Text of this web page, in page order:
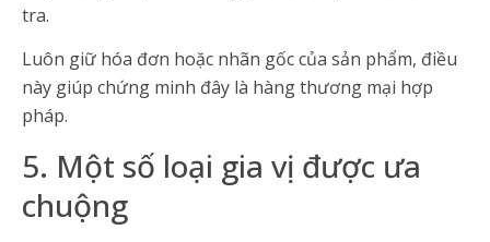
tra.
Luôn giữ hóa đơn hoặc nhãn gốc của sản phẩm, điều
này giúp chứng minh đây là hàng thương mại hợp
pháp.
5. Một số loại gia vị được ưa
chuộng